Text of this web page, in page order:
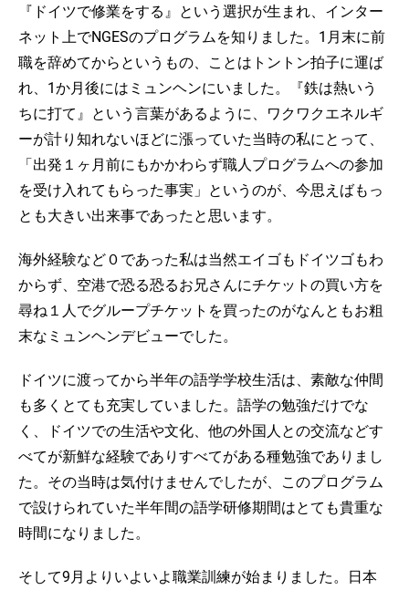
『ドイツで修業をする』という選択が生まれ、インター
ネット上でNGESのプログラムを知りました。1月末に前
職を辞めてからというもの、ことはトントン拍子に運ば
れ、1か月後にはミュンヘンにいました。『鉄は熱いう
ちに打て』という言葉があるように、ワクワクエネルギ
ーが計り知れないほどに漲っていた当時の私にとって、
「出発１ヶ月前にもかかわらず職人プログラムへの参加
を受け入れてもらった事実」というのが、今思えばもっ
とも大きい出来事であったと思います。
海外経験など０であった私は当然エイゴもドイツゴもわ
からず、空港で恐る恐るお兄さんにチケットの買い方を
尋ね１人でグループチケットを買ったのがなんともお粗
末なミュンヘンデビューでした。
ドイツに渡ってから半年の語学学校生活は、素敵な仲間
も多くとても充実していました。語学の勉強だけでな
く、ドイツでの生活や文化、他の外国人との交流などす
べてが新鮮な経験でありすべてがある種勉強でありまし
た。その当時は気付けませんでしたが、このプログラム
で設けられていた半年間の語学研修期間はとても貴重な
時間になりました。
そして9月よりいよいよ職業訓練が始まりました。日本